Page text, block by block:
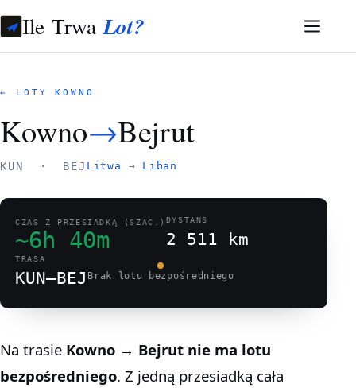
Ile TrwaLot?
← LOTY KOWNO
Kowno→Bejrut
KUN · BEJ Litwa → Liban
CZAS Z PRZESIADKĄ (SZAC.)
~6h 40m
DYSTANS
2 511 km
TRASA
KUN–BEJ Brak lotu bezpośredniego
Na trasie Kowno → Bejrut nie ma lotu
bezpośredniego. Z jedną przesiadką cała